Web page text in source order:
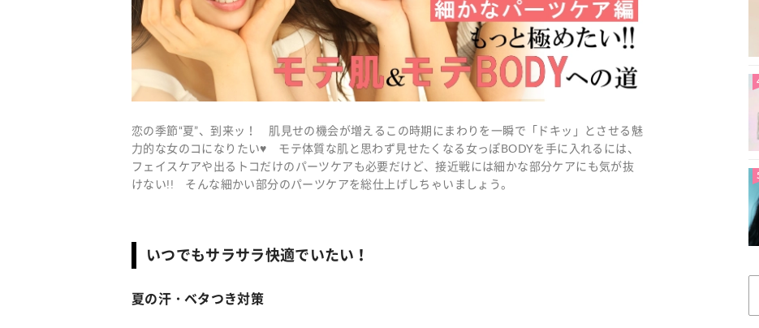
恋の季節“夏”、到来ッ！ 肌見せの機会が増えるこの時期にまわりを一瞬で「ドキッ」とさせる魅
力的な女のコになりたい♥ モテ体質な肌と思わず見せたくなる女っぽBODYを手に入れるには、
フェイスケアや出るトコだけのパーツケアも必要だけど、接近戦には細かな部分ケアにも気が抜
けない!! そんな細かい部分のパーツケアを総仕上げしちゃいましょう。
いつでもサラサラ快適でいたい！
夏の汗・ベタつき対策